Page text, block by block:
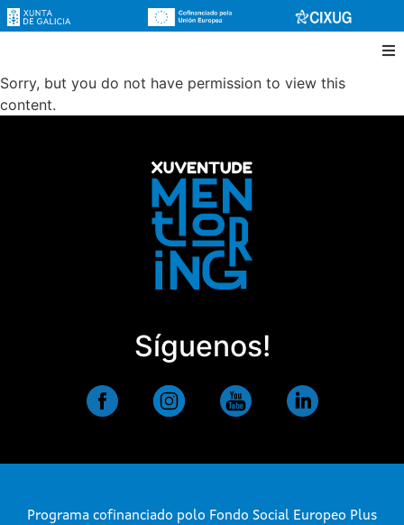
Sorry, but you do not have permission to view this
content.
Síguenos!
Programa cofinanciado polo Fondo Social Europeo Plus